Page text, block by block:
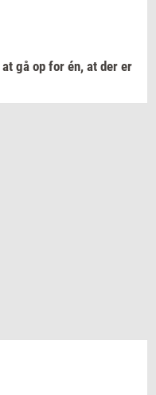
at gå op for én, at der er